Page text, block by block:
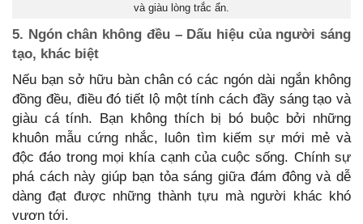
và giàu lòng trắc ẩn.
5. Ngón chân không đều – Dấu hiệu của người sáng
tạo, khác biệt
Nếu bạn sở hữu bàn chân có các ngón dài ngắn không
đồng đều, điều đó tiết lộ một tính cách đầy sáng tạo và
giàu cá tính. Bạn không thích bị bó buộc bởi những
khuôn mẫu cứng nhắc, luôn tìm kiếm sự mới mẻ và
độc đáo trong mọi khía cạnh của cuộc sống. Chính sự
phá cách này giúp bạn tỏa sáng giữa đám đông và dễ
dàng đạt được những thành tựu mà người khác khó
vươn tới.